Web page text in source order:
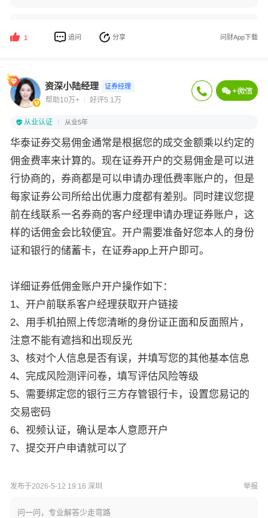
1 追问 分享 问财App下载
资深小陆经理 证券经理
帮助10万+ 好评5.1万
从业认证 从业5年
华泰证券交易佣金通常是根据您的成交金额乘以约定的
佣金费率来计算的。现在证券开户的交易佣金是可以进
行协商的，券商都是可以申请办理低费率账户的，但是
每家证券公司所给出优惠力度都有差别。同时建议您提
前在线联系一名券商的客户经理申请办理证券账户，这
样的话佣金会比较便宜。开户需要准备好您本人的身份
证和银行的储蓄卡，在证券app上开户即可。
详细证券低佣金账户开户操作如下：
1、开户前联系客户经理获取开户链接
2、用手机拍照上传您清晰的身份证正面和反面照片，
注意不能有遮挡和出现反光
3、核对个人信息是否有误，并填写您的其他基本信息
4、完成风险测评问卷，填写评估风险等级
5、需要绑定您的银行三方存管银行卡，设置您易记的
交易密码
6、视频认证，确认是本人意愿开户
7、提交开户申请就可以了
发布于2026-5-12 19:16 深圳 举报
问一问，专业解答少走弯路